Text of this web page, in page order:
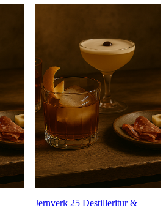
Jernverk 25 Destilleritur &